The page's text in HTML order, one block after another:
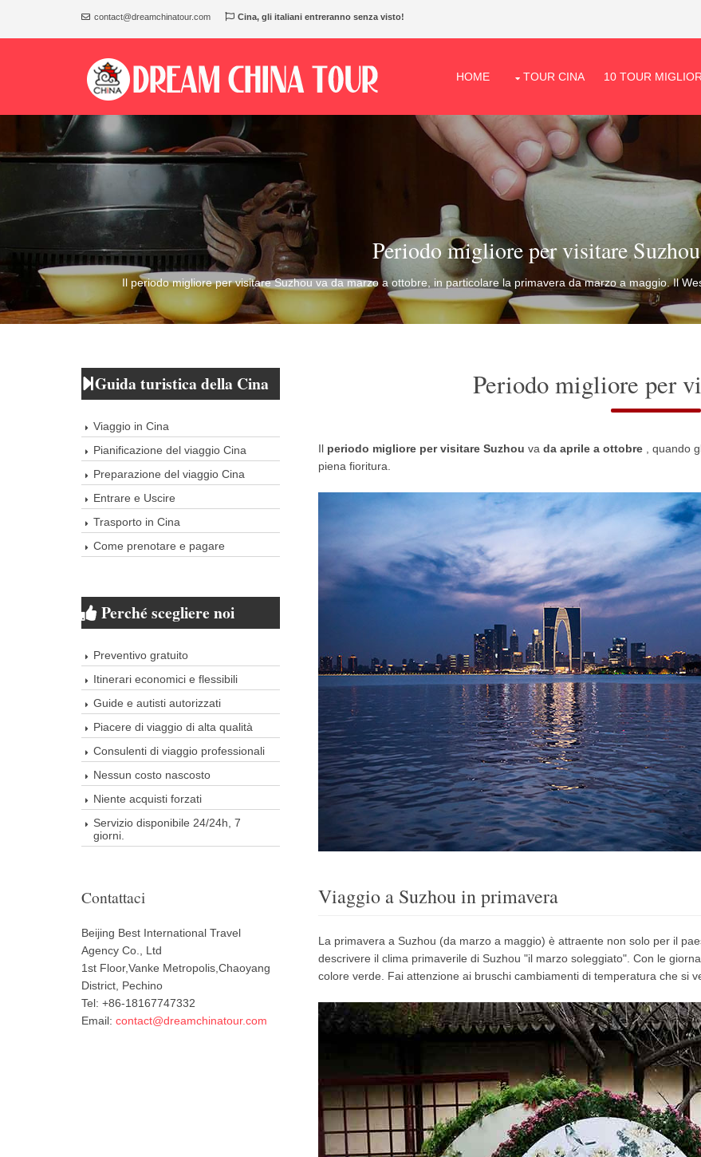
contact@dreamchinatour.com Cina, gli italiani entreranno senza visto!
HOME TOUR CINA 10 TOUR
Periodo migliore per visitare Suzhou
Il periodo migliore per visitare Suzhou va da marzo a ottobre, in particolare la primavera da marzo a maggio. Il
Guida turistica della Cina
Viaggio in Cina
Pianificazione del viaggio Cina
Preparazione del viaggio Cina
Entrare e Uscire
Trasporto in Cina
Come prenotare e pagare
Perché scegliere noi
Preventivo gratuito
Itinerari economici e flessibili
Guide e autisti autorizzati
Piacere di viaggio di alta qualità
Consulenti di viaggio professionali
Nessun costo nascosto
Niente acquisti forzati
Servizio disponibile 24/24h, 7
giorni.
Contattaci
Beijing Best International Travel
Agency Co., Ltd
1st Floor,Vanke Metropolis,Chaoyang
District, Pechino
Tel: +86-18167747332
Email: contact@dreamchinatour.com
Periodo migliore per
Il periodo migliore per visitare Suzhou va da aprile a ottobre, quando
piena fioritura.
Viaggio a Suzhou in primavera
La primavera a Suzhou (da marzo a maggio) è attraente non solo per il
descrivere il clima primaverile di Suzhou "il marzo soleggiato". Con le
colore verde. Fai attenzione ai bruschi cambiamenti di temperatura che si